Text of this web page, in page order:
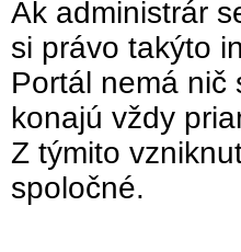
Ak administrár
si právo takýto
Portál nemá nič
konajú vždy
Z týmito
spoločné.